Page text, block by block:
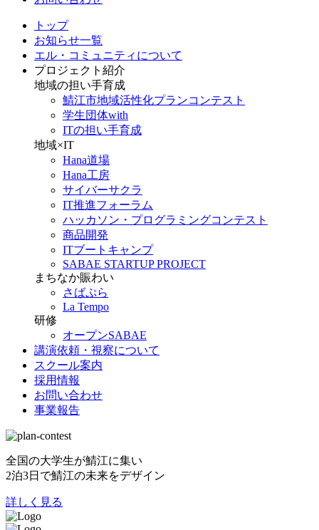
トップ
お知らせ一覧
エル・コミュニティについて
プロジェクト紹介
地域の担い手育成
鯖江市地域活性化プランコンテスト
学生団体with
ITの担い手育成
地域×IT
Hana道場
Hana工房
サイバーサクラ
IT推進フォーラム
ハッカソン・プログラミングコンテスト
商品開発
ITブートキャンプ
SABAE STARTUP PROJECT
まちなか賑わい
さばぷら
La Tempo
研修
オープンSABAE
講演依頼・視察について
スクール案内
採用情報
お問い合わせ
事業報告
全国の大学生が鯖江に集い
2泊3日で鯖江の未来をデザイン
詳しく見る